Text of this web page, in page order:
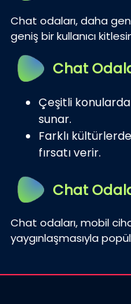
Chat odaları, daha
geniş bir kullanıcı
Chat
Çeşitli
sunar.
Farklı
fırsatı verir.
Chat
Chat odaları, mobil
yaygınlaşmasıyla